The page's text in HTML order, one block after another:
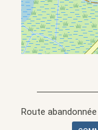
Route